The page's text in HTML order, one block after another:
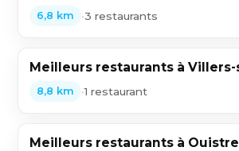
6,8 km •3 restaurants
Meilleurs restaurants à Villers-
8,8 km •1 restaurant
Meilleurs restaurants à